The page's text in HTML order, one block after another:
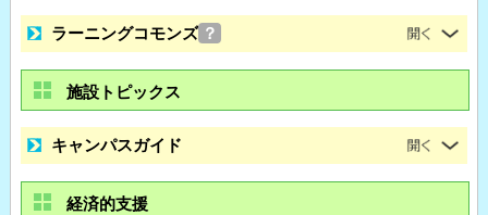
ラーニングコモンズ ？
施設トピックス
キャンパスガイド
経済的支援